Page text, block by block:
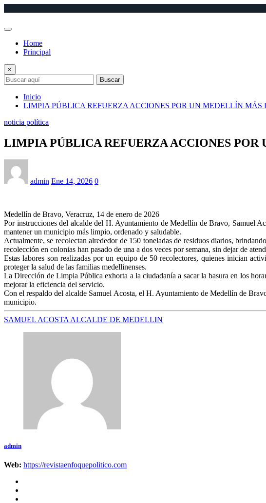
Home
Principal
×
Buscar
Inicio
LIMPIA PÚBLICA REFUERZA ACCIONES POR UN MEDELLÍN
noticia política
LIMPIA PÚBLICA REFUERZA ACCIONES
admin Ene 14, 2026 0
Medellín de Bravo, Veracruz, 14 de enero de 2026
Por instrucciones del alcalde del H. Ayuntamiento de Medellín de Bravo, Samuel
mantener un municipio más limpio, ordenado y saludable.
Actualmente, se recolectan alrededor de 150 toneladas de residuos diarios,
recolección en colonias han pasado de una a dos veces por semana, sin dejar de
Estas labores son realizadas por un equipo de 50 recolectores, quienes inician
proteger la salud de las familias medellinenses.
La Dirección de Limpia Pública exhorta a la ciudadanía a sacar la basura en los
mejorar la eficiencia del servicio.
Con el respaldo del alcalde Samuel Acosta, el H. Ayuntamiento de Medellín de
municipio.
SAMUEL ACOSTA ALCALDE DE MEDELLIN
admin
Web: https://revistaenfoquepolitico.com